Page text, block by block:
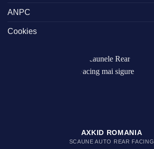
ANPC
Cookies
AXKID ROMANIA
SCAUNE AUTO REAR FACING